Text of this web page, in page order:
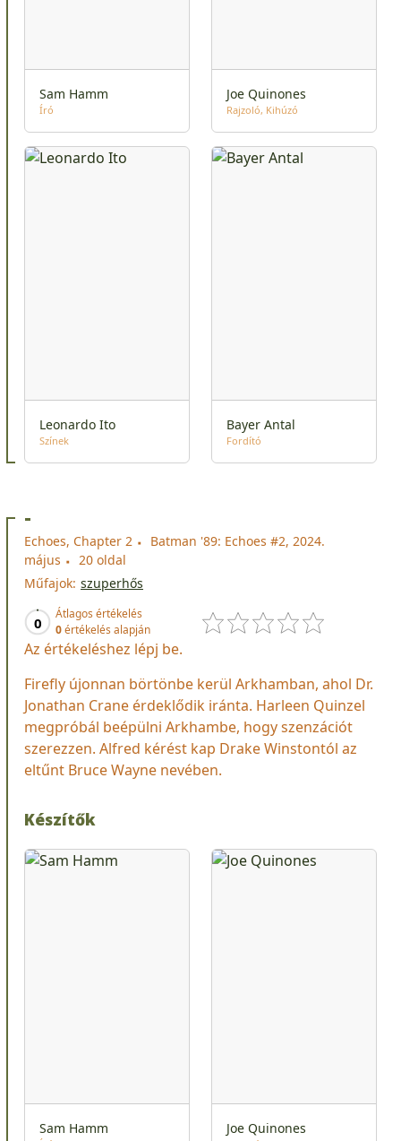
Sam Hamm
Író
Joe Quinones
Rajzoló Kihúzó
Leonardo Ito
Színek
Bayer Antal
Fordító
-
Echoes, Chapter 2
Batman '89: Echoes #2, 2024.
május
20 oldal
Műfajok: szuperhős
0
Átlagos értékelés
0értékelés alapján
Az értékeléshez lépj be.
Firefly újonnan börtönbe kerül Arkhamban, ahol Dr.
Jonathan Crane érdeklődik iránta. Harleen Quinzel
megpróbál beépülni Arkhambe, hogy szenzációt
szerezzen. Alfred kérést kap Drake Winstontól az
eltűnt Bruce Wayne nevében.
Készítők
Sam Hamm Joe Quinones